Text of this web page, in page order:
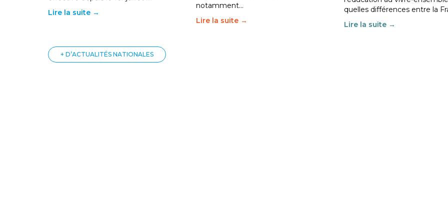
Lire la suite →
notamment…
Lire la suite →
quelles différences entre la
Lire la suite →
+ D’ACTUALITÉS NATIONALES